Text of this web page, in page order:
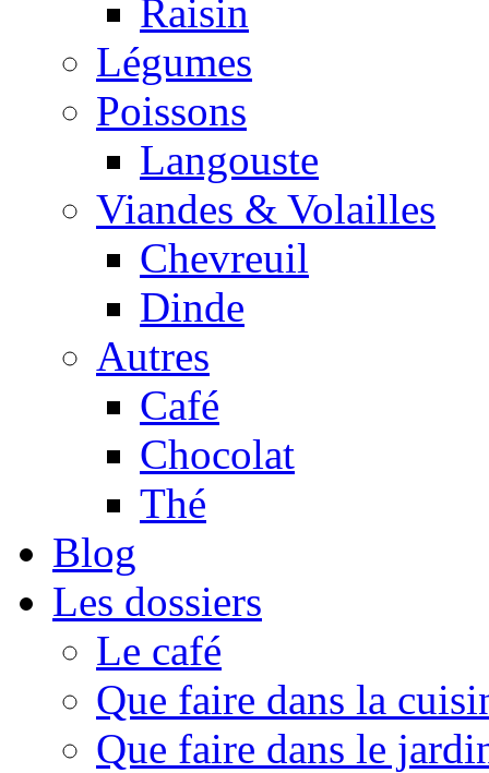
Raisin
Légumes
Poissons
Langouste
Viandes & Volailles
Chevreuil
Dinde
Autres
Café
Chocolat
Thé
Blog
Les dossiers
Le café
Que faire dans la
Que faire dans le